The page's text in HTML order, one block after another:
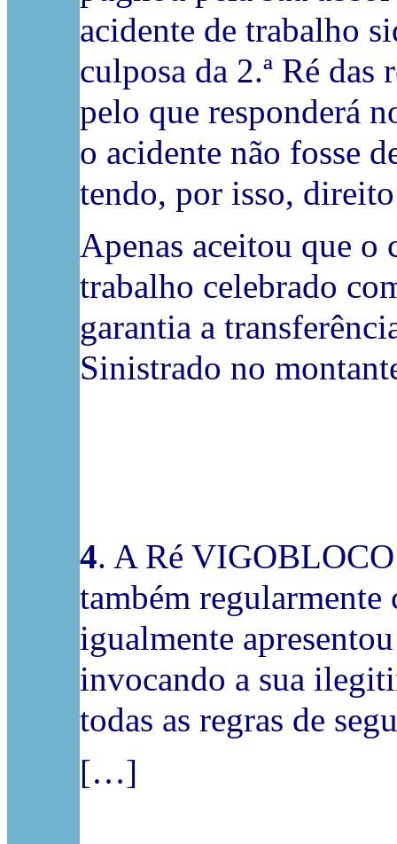
acidente de trabalho
culposa da 2.ª Ré das
pelo que responderá
o acidente não fosse
tendo, por isso,
Apenas aceitou que o
trabalho celebrado
garantia a
Sinistrado no
4. A Ré
também regularmente
igualmente
invocando a sua
todas as regras de
[…]